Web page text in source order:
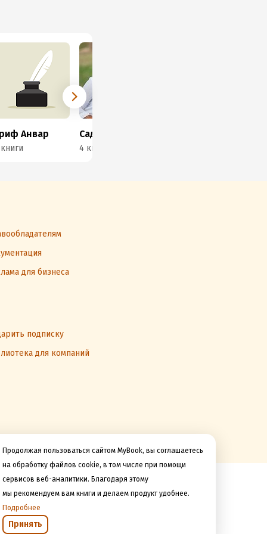
Продолжая пользоваться сайтом MyBook, вы соглашаетесь
на обработку файлов cookie, в том числе при помощи
сервисов веб-аналитики. Благодаря этому
мы рекомендуем вам книги и делаем продукт удобнее.
Подробнее
Принять
Анвар
4 книги
для бизнеса
подписку
для компаний